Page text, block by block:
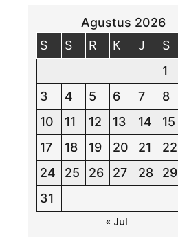
Agustus 2026
S
S R K J S
1
3
4 5 6 7 8
10
11 12 13 14 15
17
18 19 20 21 22
24
25 26 27 28 29
31
« Jul